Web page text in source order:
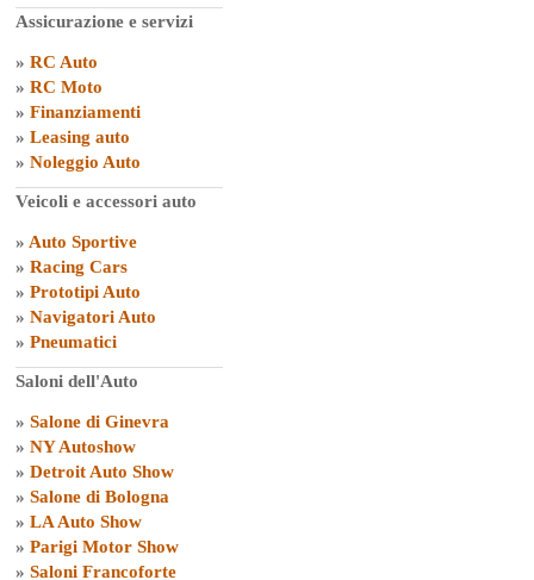
Assicurazione e servizi
» RC Auto
» RC Moto
» Finanziamenti
» Leasing auto
» Noleggio Auto
Veicoli e accessori auto
» Auto Sportive
» Racing Cars
» Prototipi Auto
» Navigatori Auto
» Pneumatici
Saloni dell'Auto
» Salone di Ginevra
» NY Autoshow
» Detroit Auto Show
» Salone di Bologna
» LA Auto Show
» Parigi Motor Show
» Saloni Francoforte